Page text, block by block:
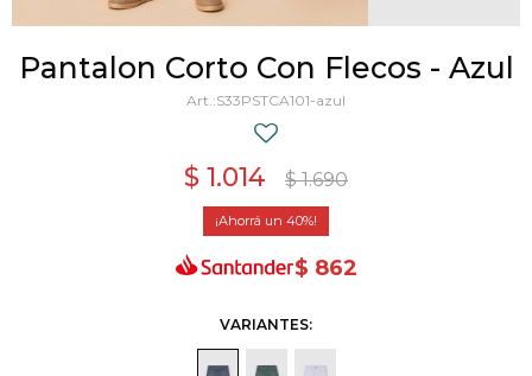
Pantalon Corto Con Flecos - Azul
S33PSTCA101-azul
$ 1.014 $ 1.690
40
$ 862
VARIANTES: